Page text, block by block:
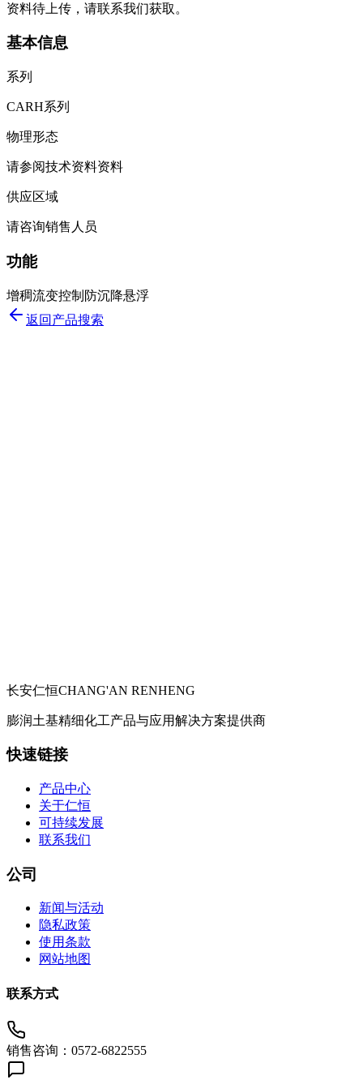
资料待上传，请联系我们获取。
基本信息
系列
CARH系列
物理形态
请参阅技术资料资料
供应区域
请咨询销售人员
功能
增稠流变控制 防沉降悬浮
返回产品搜索
长安仁恒CHANG'AN RENHENG
膨润土基精细化工产品与应用解决方案提供商
快速链接
产品中心
关于仁恒
可持续发展
联系我们
公司
新闻与活动
隐私政策
使用条款
网站地图
联系方式
销售咨询：0572-6822555